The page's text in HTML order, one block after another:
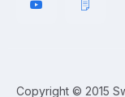
Copyright © 2015